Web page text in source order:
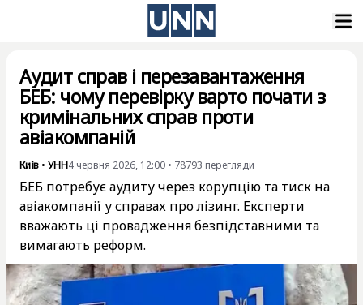
Аудит справ і перезавантаження
БЕБ: чому перевірку варто почати з
кримінальних справ проти
авіакомпаній
Київ • УНН4 червня 2026, 12:00 • 78793 перегляди
БЕБ потребує аудиту через корупцію та тиск на
авіакомпанії у справах про лізинг. Експерти
вважають ці провадження безпідставними та
вимагають реформ.